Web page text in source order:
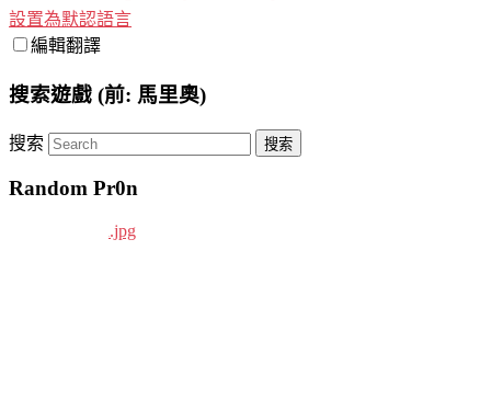
設置為默認語言
編輯翻譯
搜索遊戲 (前: 馬里奧)
搜索
Random Pr0n